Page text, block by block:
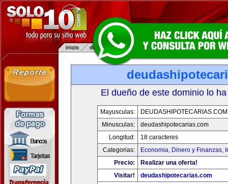
El dueño de este dominio lo
Mayusculas:
DEUDASHIPOTECARIAS.COM
Minusculas:
deudashipotecarias.com
Longitud:
18 caracteres
Categorias:
Economia, Dinero y Finanzas,
Precio:
Realizar una oferta!
Visitar!
deudashipotecarias.com